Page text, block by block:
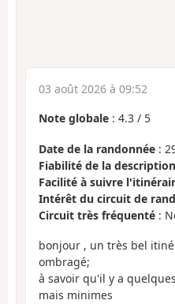
03 août 2026 à 09:52
Note globale : 4.3 / 5
Date de la randonnée :
Fiabilité de la description
Facilité à suivre
Intérêt du circuit de
Circuit très fréquenté :
bonjour , un très bel
ombragé;
à savoir qu'il y a
mais minimes